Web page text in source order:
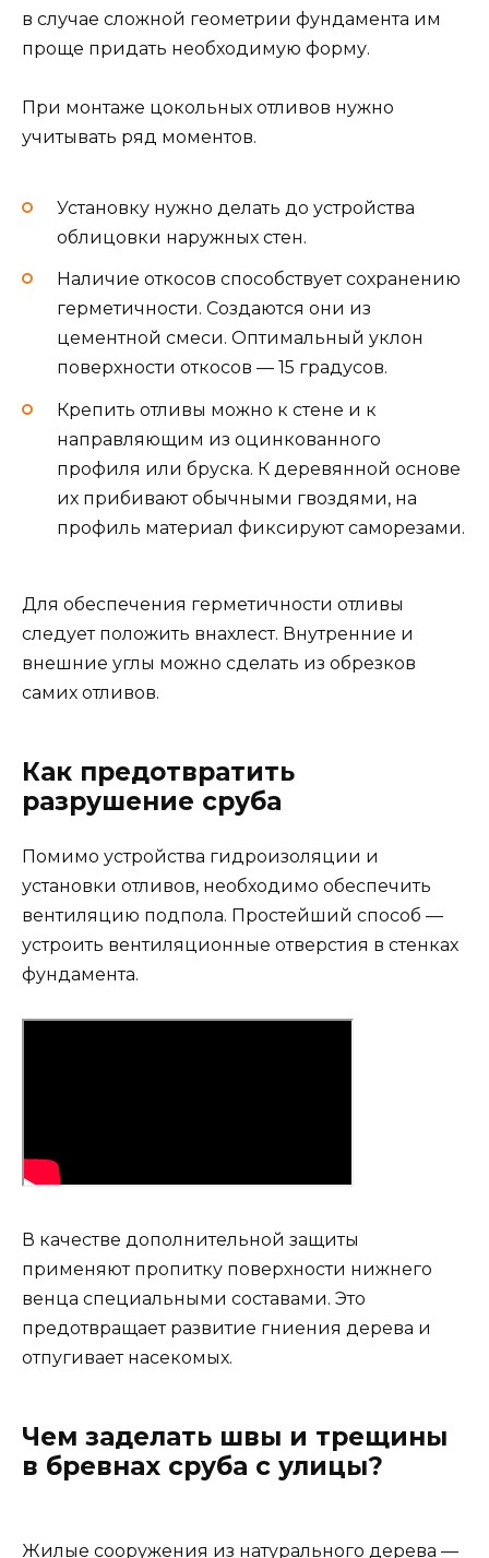
в случае сложной геометрии фундамента им
проще придать необходимую форму.
При монтаже цокольных отливов нужно
учитывать ряд моментов.
Установку нужно делать до устройства
облицовки наружных стен.
Наличие откосов способствует сохранению
герметичности. Создаются они из
цементной смеси. Оптимальный уклон
поверхности откосов — 15 градусов.
Крепить отливы можно к стене и к
направляющим из оцинкованного
профиля или бруска. К деревянной основе
их прибивают обычными гвоздями, на
профиль материал фиксируют саморезами.
Для обеспечения герметичности отливы
следует положить внахлест. Внутренние и
внешние углы можно сделать из обрезков
самих отливов.
Как предотвратить
разрушение сруба
Помимо устройства гидроизоляции и
установки отливов, необходимо обеспечить
вентиляцию подпола. Простейший способ —
устроить вентиляционные отверстия в стенках
фундамента.
В качестве дополнительной защиты
применяют пропитку поверхности нижнего
венца специальными составами. Это
предотвращает развитие гниения дерева и
отпугивает насекомых.
Чем заделать швы и трещины
в бревнах сруба с улицы?
Жилые сооружения из натурального дерева —